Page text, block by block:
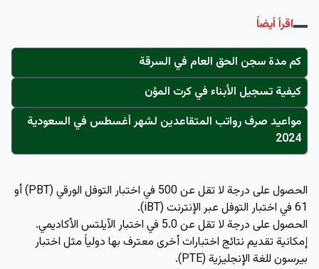
اقرأ أيضاً
كم مدة سجن الحق العام في السرقة
كيفية تسجيل الأبناء في كرت المؤن
مواعيد صرف رواتب المتقاعدين لشهر أغسطس في السعودية
2024
الحصول على درجة لا تقل عن 500 في اختبار التوفل الورقي (PBT) أو
61 في اختبار التوفل عبر الإنترنت (iBT).
الحصول على درجة لا تقل عن 5.0 في اختبار الآيلتس الأكاديمي.
إمكانية تقديم نتائج اختبارات أخرى معترف بها دولياً مثل اختبار
بيرسون للغة الإنجليزية (PTE).